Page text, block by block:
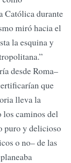
Católica durante
miró hacia el
la esquina y
desde Roma–
que
lleva la
los caminos del
puro y delicioso
o no– de las